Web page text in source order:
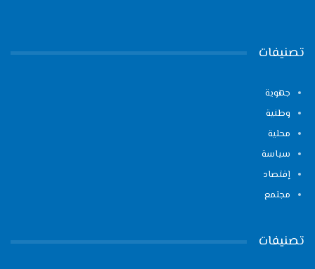
تصنيفات
جهوية
وطنية
محلية
سياسة
إقتصاد
مجتمع
تصنيفات